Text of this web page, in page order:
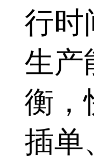
行时
生产
衡，
插单